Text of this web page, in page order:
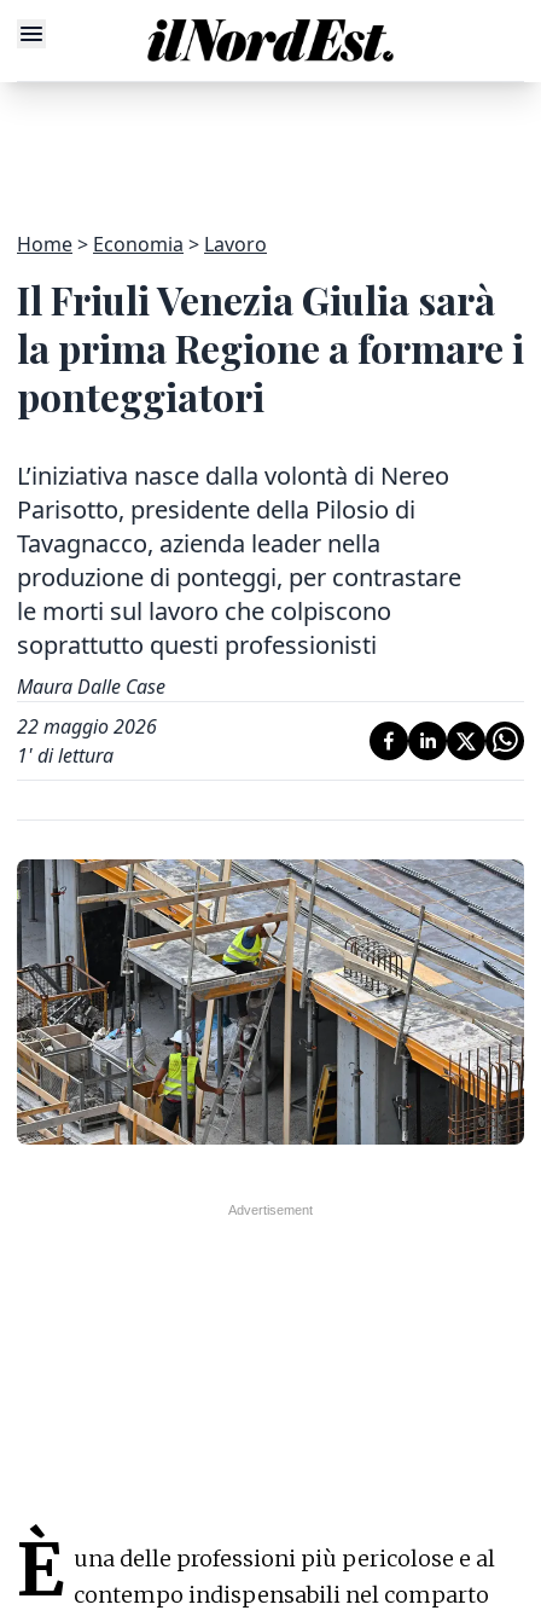
Home Economia Lavoro
Il Friuli Venezia Giulia sarà
la prima Regione a formare i
ponteggiatori
L’iniziativa nasce dalla volontà di Nereo
Parisotto, presidente della Pilosio di
Tavagnacco, azienda leader nella
produzione di ponteggi, per contrastare
le morti sul lavoro che colpiscono
soprattutto questi professionisti
Maura Dalle Case
22 maggio 2026
1' di lettura
È una delle professioni più pericolose e al
contempo indispensabili nel comparto